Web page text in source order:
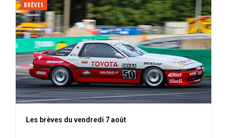
BRÈVES
Les brèves du vendredi 7 août